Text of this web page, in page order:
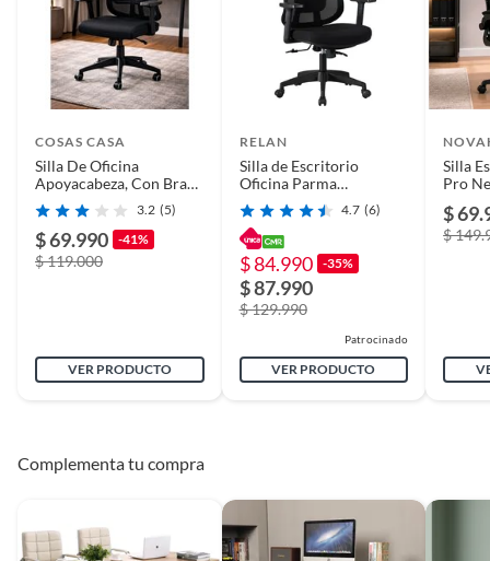
COSAS CASA
Silla De Oficina
Apoyacabeza, Con Brazo
Regulable Doha 3.2 (5)
$ 69.990 -41%
$ 119.000
VER PRODUCTO
RELAN
Silla de Escritorio
Oficina Parma
Ergonomus
4.7 (6)
$ 84.990 -35%
$ 87.990
$ 129.990
Patrocinado
VER PRODUCTO
Silla
Pro
$
$
Complementa tu compra